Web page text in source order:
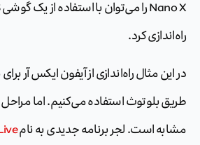
راه‌اندازی کرد.
طریق بلوتوث استفاده می‌کنیم. اما مراحل
مشابه است. لجر برنامه جدیدی به نام